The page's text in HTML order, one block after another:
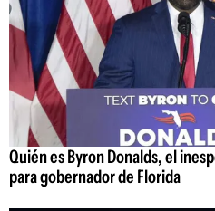
Quién es Byron Donalds, el
para gobernador de Florida